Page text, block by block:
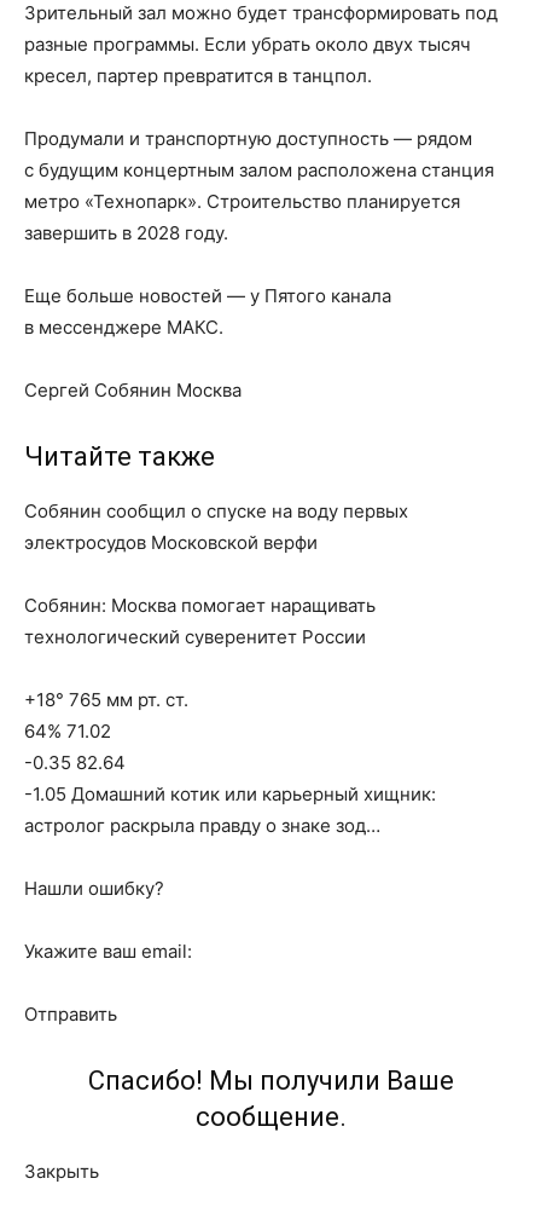
Зрительный зал можно будет трансформировать под
разные программы. Если убрать около двух тысяч
кресел, партер превратится в танцпол.
Продумали и транспортную доступность — рядом
с будущим концертным залом расположена станция
метро «Технопарк». Строительство планируется
завершить в 2028 году.
Еще больше новостей — у Пятого канала
в мессенджере МАКС.
Сергей Собянин Москва
Читайте также
Собянин сообщил о спуске на воду первых
электросудов Московской верфи
Собянин: Москва помогает наращивать
технологический суверенитет России
+18° 765 мм рт. ст.
64% 71.02
-0.35 82.64
-1.05 Домашний котик или карьерный хищник:
астролог раскрыла правду о знаке зод…
Нашли ошибку?
Укажите ваш email:
Отправить
Спасибо! Мы получили Ваше
сообщение.
Закрыть